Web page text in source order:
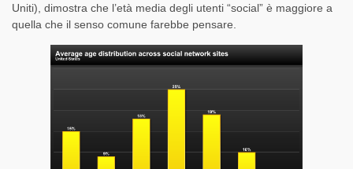
Uniti), dimostra che l’età media degli utenti “social” è maggiore a
quella che il senso comune farebbe pensare.